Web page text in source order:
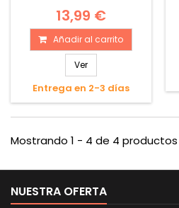
13,99 €
Añadir al carrito
Ver
Entrega en 2-3 días
Mostrando 1 - 4 de 4 productos
NUESTRA OFERTA